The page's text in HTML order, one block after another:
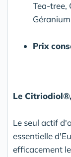
Tea-tree,
Prix
Le
Le seul actif
essentielle
efficacement